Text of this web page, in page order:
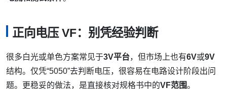
正向电压 VF：别凭经验判断
很多白光或单色方案常见于3V平台，但市场上也有6V或9V
结构。仅凭“5050”去判断电压，很容易在电路设计阶段出问
题。更稳妥的做法，是直接核对规格书中的VF范围。